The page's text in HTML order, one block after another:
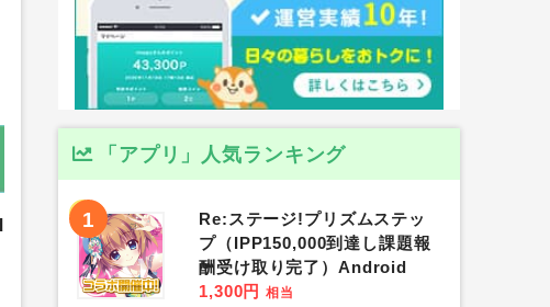
「アプリ」人気ランキング
1
Re:ステージ!プリズムステッ
プ（IPP150,000到達し課題報
酬受け取り完了）Android
1,300円 相当